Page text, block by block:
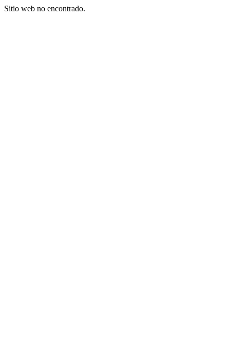
Sitio web no encontrado.